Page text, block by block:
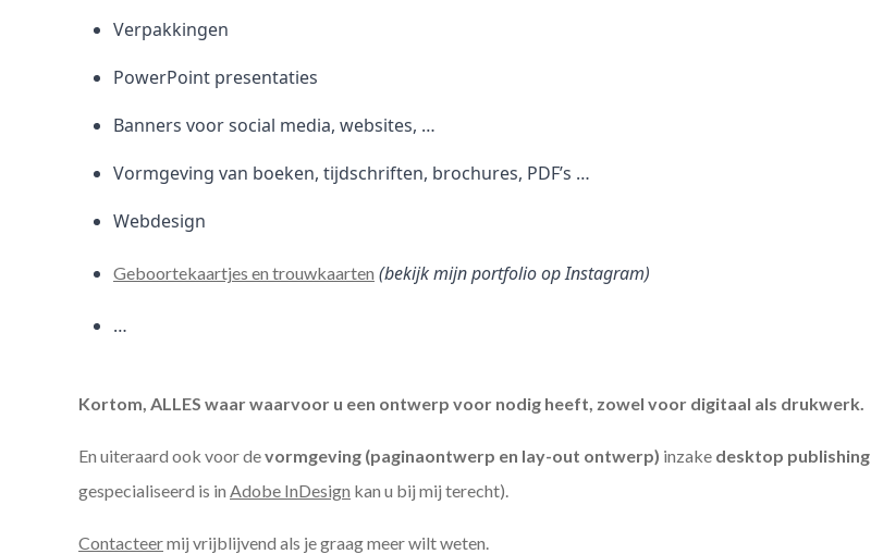
Verpakkingen
PowerPoint presentaties
Banners voor social media, websites, …
Vormgeving van boeken, tijdschriften, brochures, PDF’s …
Webdesign
Geboortekaartjes en trouwkaarten (bekijk mijn portfolio op Instagram)
…
Kortom, ALLES waar waarvoor u een ontwerp voor nodig heeft, zowel voor digitaal als drukwerk.
En uiteraard ook voor devormgeving (paginaontwerp en lay-out ontwerp) inzake desktop publishing
gespecialiseerd is in Adobe InDesign kan u bij mij terecht).
Contacteermij vrijblijvend als je graag meer wilt weten.